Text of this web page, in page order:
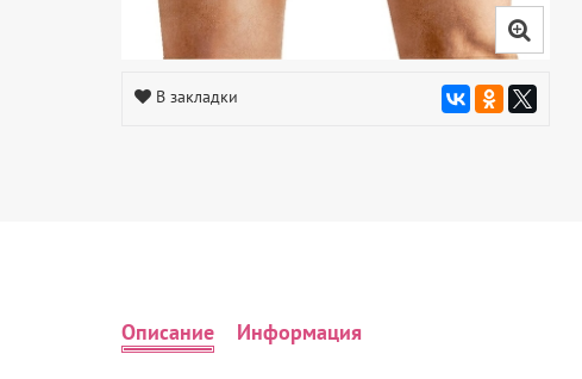
В закладки
Описание Информация